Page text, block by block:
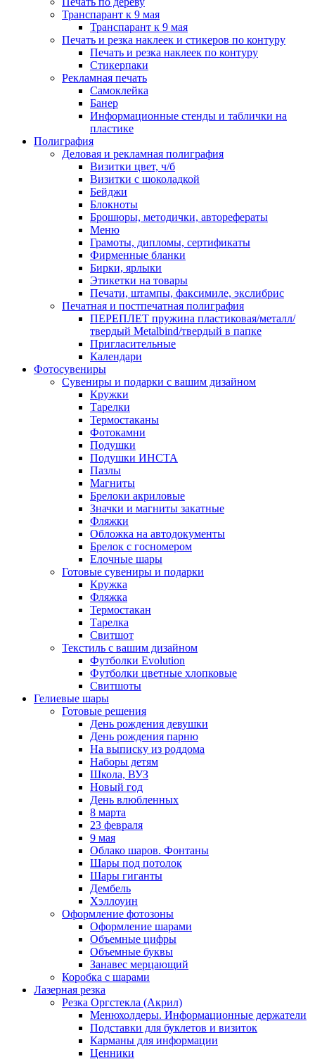
Транспарант к 9 мая
Транспарант к 9 мая
Печать и резка наклеек и стикеров по контуру
Печать и резка наклеек по контуру
Стикерпаки
Рекламная печать
Самоклейка
Банер
Информационные стенды и таблички на
пластике
Полиграфия
Деловая и рекламная полиграфия
Визитки цвет, ч/б
Визитки с шоколадкой
Бейджи
Блокноты
Брошюры, методички, авторефераты
Меню
Грамоты, дипломы, сертификаты
Фирменные бланки
Бирки, ярлыки
Этикетки на товары
Печати, штампы, факсимиле, экслибрис
Печатная и постпечатная полиграфия
ПЕРЕПЛЕТ пружина пластиковая/металл/
твердый Metalbind/твердый в папке
Пригласительные
Календари
Фотосувениры
Сувениры и подарки с вашим дизайном
Кружки
Тарелки
Термостаканы
Фотокамни
Подушки
Подушки ИНСТА
Пазлы
Магниты
Брелоки акриловые
Значки и магниты закатные
Фляжки
Обложка на автодокументы
Брелок с госномером
Елочные шары
Готовые сувениры и подарки
Кружка
Фляжка
Термостакан
Тарелка
Свитшот
Текстиль с вашим дизайном
Футболки Evolution
Футболки цветные хлопковые
Свитшоты
Гелиевые шары
Готовые решения
День рождения девушки
День рождения парню
На выписку из роддома
Наборы детям
Школа, ВУЗ
Новый год
День влюбленных
8 марта
23 февраля
9 мая
Облако шаров. Фонтаны
Шары под потолок
Шары гиганты
Дембель
Хэллоуин
Оформление фотозоны
Оформление шарами
Объемные цифры
Объемные буквы
Занавес мерцающий
Коробка с шарами
Лазерная резка
Резка Оргстекла (Акрил)
Менюхолдеры. Информационные держатели
Подставки для буклетов и визиток
Карманы для информации
Ценники